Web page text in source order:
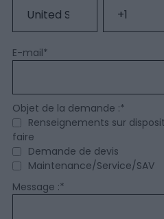
E-mail*
Objet de la demande :*
Renseignements sur
faire
Demande de devis
Maintenance/Service/SAV
Message :*